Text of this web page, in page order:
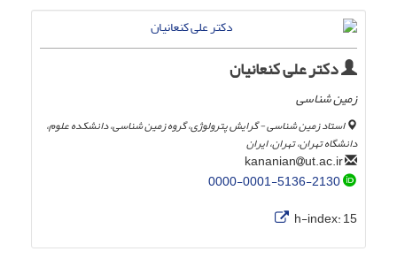
دکتر علی کنعانیان
زمین شناسی
استاد زمین شناسی - گرایش پترولوژی، گروه زمین شناسی، دانشکده علوم،
دانشگاه تهران، تهران، ایران
ut.ac.ir
0000-0001-5136-2130
h-index:15